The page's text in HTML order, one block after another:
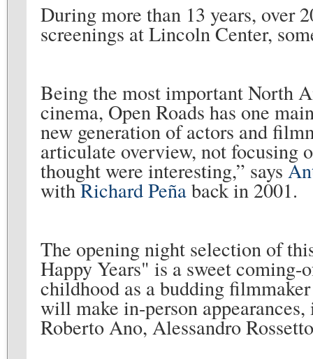
During more than 13 years, over
screenings at Lincoln Center,
Being the most important North
cinema, Open Roads has one
new generation of actors and
articulate overview, not focusing
thought were interesting,” says
withRichard Peñaback in 2001.
The opening night selection of
Happy Years" is a sweet
childhood as a budding
will make in-person
Roberto Ano, Alessandro